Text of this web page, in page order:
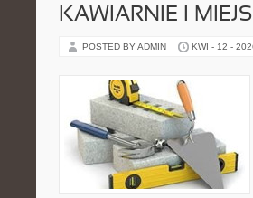
KAWIARNIE I
POSTED BY ADMIN KWI - 12 -